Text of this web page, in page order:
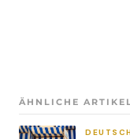
ÄHNLICHE